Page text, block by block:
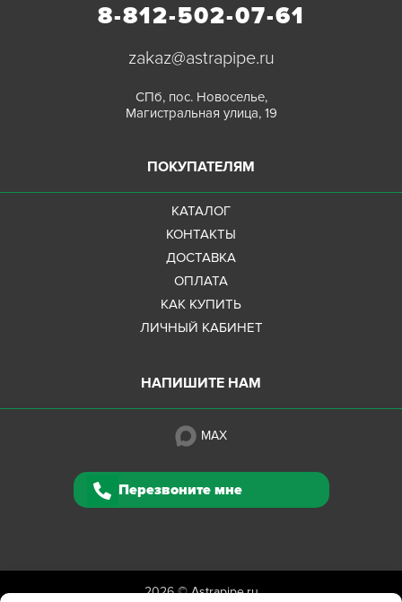
8-812-502-07-61
zakaz@astrapipe.ru
СПб, пос. Новоселье,
Магистральная улица, 19
ПОКУПАТЕЛЯМ
КАТАЛОГ
КОНТАКТЫ
ДОСТАВКА
ОПЛАТА
КАК КУПИТЬ
ЛИЧНЫЙ КАБИНЕТ
НАПИШИТЕ НАМ
MAX
Перезвоните мне
2026 ©Astrapipe.ru